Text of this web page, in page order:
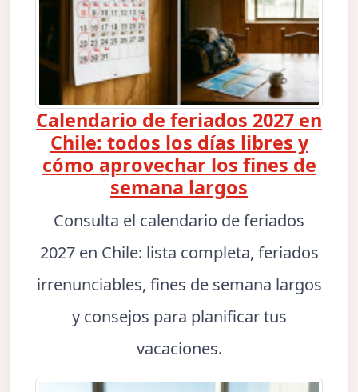
Calendario de feriados 2027 en
Chile: todos los días libres y
cómo aprovechar los fines de
semana largos
Consulta el calendario de feriados
2027 en Chile: lista completa, feriados
irrenunciables, fines de semana largos
y consejos para planificar tus
vacaciones.